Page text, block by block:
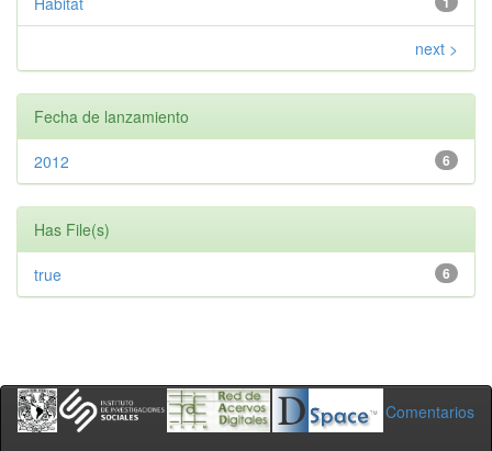
next >
Fecha de lanzamiento
6
2012
Has File(s)
6
true
Comentarios